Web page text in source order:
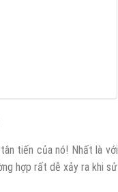
tiến của nó! Nhất là với
hợp rất dễ xảy ra khi sử